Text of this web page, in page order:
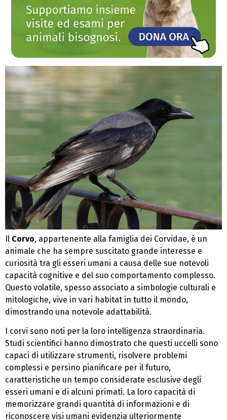
Il Corvo, appartenente alla famiglia dei Corvidae, è un
animale che ha sempre suscitato grande interesse e
curiosità tra gli esseri umani a causa delle sue notevoli
capacità cognitive e del suo comportamento complesso.
Questo volatile, spesso associato a simbologie culturali e
mitologiche, vive in vari habitat in tutto il mondo,
dimostrando una notevole adattabilità.
I corvi sono noti per la loro intelligenza straordinaria.
Studi scientifici hanno dimostrato che questi uccelli sono
capaci di utilizzare strumenti, risolvere problemi
complessi e persino pianificare per il futuro,
caratteristiche un tempo considerate esclusive degli
esseri umani e di alcuni primati. La loro capacità di
memorizzare grandi quantità di informazioni e di
riconoscere visi umani evidenzia ulteriormente